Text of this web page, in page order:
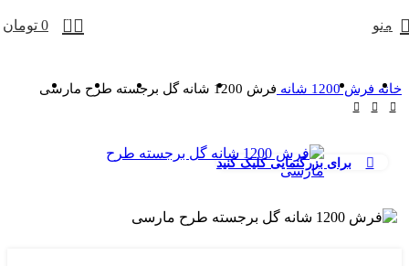
منو 0
0 تومان
خانه فرش 1200 شانه فرش 1200 شانه گل برجسته طرح مارسی
برای بزرگنمایی کلیک کنید